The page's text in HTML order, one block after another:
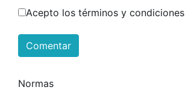
Acepto los términos y condiciones
Comentar
Normas